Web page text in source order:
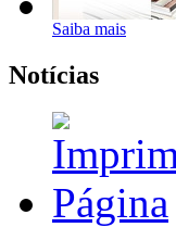
Saiba mais
Notícias